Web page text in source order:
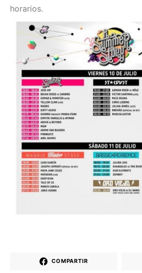
horarios.
COMPARTIR